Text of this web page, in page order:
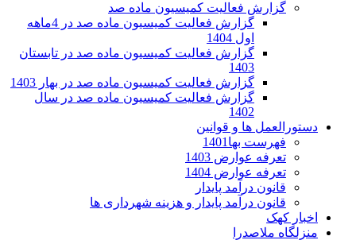
گزارش فعالیت کمیسیون ماده صد
گزارش فعالیت کمیسیون ماده صد در 4ماهه
اول 1404
گزارش فعالیت کمیسیون ماده صد در تابستان
1403
گزارش فعالیت کمیسیون ماده صد در بهار 1403
گزارش فعالیت کمیسیون ماده صد در سال
1402
دستورالعمل ها و قوانین
فهرست بها1401
تعرفه عوارض 1403
تعرفه عوارض 1404
قانون درآمد پایدار
قانون درآمد پایدار و هزینه شهرداری ها
اخبار کهک
منزلگاه ملاصدرا